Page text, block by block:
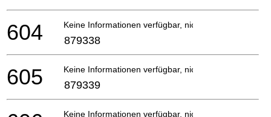
Keine Informationen verfügbar, nicht bestellbar
604 879338
Keine Informationen verfügbar, nicht bestellbar
605 879339
Keine Informationen verfügbar, nicht bestellbar